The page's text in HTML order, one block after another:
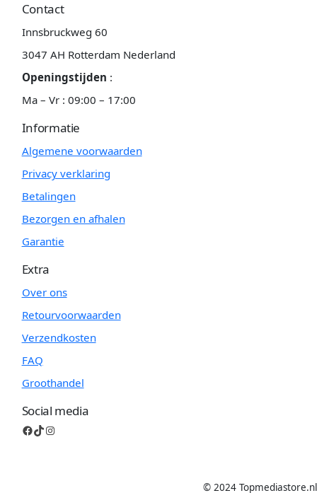
Contact
Innsbruckweg 60
3047 AH Rotterdam Nederland
Openingstijden :
Ma – Vr : 09:00 – 17:00
Informatie
Algemene voorwaarden
Privacy verklaring
Betalingen
Bezorgen en afhalen
Garantie
Extra
Over ons
Retourvoorwaarden
Verzendkosten
FAQ
Groothandel
Social media
Facebook TikTok Instagram
© 2024 Topmediastore.nl